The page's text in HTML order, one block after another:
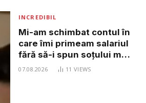
INCREDIBIL
Mi-am schimbat contul în
care îmi primeam salariul
fără să-i spun soțului meu.
Când am ajuns acasă, el și
07.08.2026 11 VIEWS